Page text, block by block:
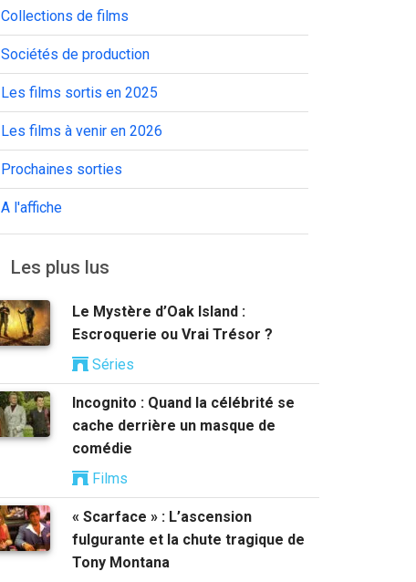
Collections de films
Sociétés de production
Les films sortis en 2025
Les films à venir en 2026
Prochaines sorties
A l'affiche
Les plus lus
Le Mystère d’Oak Island :
Escroquerie ou Vrai Trésor ?
Séries
Incognito : Quand la célébrité se
cache derrière un masque de
comédie
Films
« Scarface » : L’ascension
fulgurante et la chute tragique de
Tony Montana